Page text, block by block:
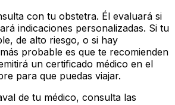
con tu obstetra. Él evaluará si
indicaciones personalizadas. Si tu
de alto riesgo, o si hay
probable es que te recomienden
un certificado médico en el
para que puedas viajar.
de tu médico, consulta las